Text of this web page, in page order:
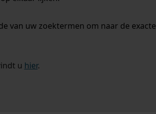
van uw zoektermen om naar de exacte
u hier.